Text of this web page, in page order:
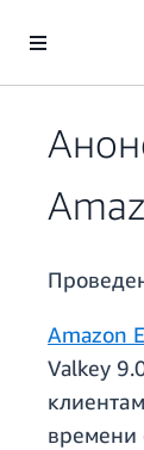
Перейти к
Amazon
Valkey
времени